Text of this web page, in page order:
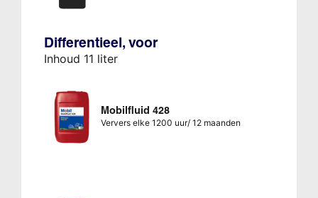
Differentieel, voor
Inhoud 11 liter
Mobilfluid 428
Ververs elke 1200 uur/ 12 maanden